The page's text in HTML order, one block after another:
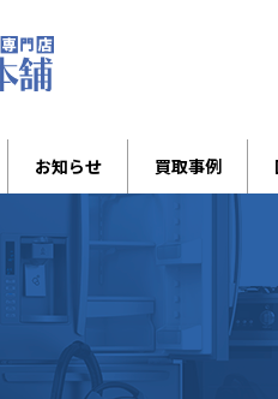
お知らせ 買取事例